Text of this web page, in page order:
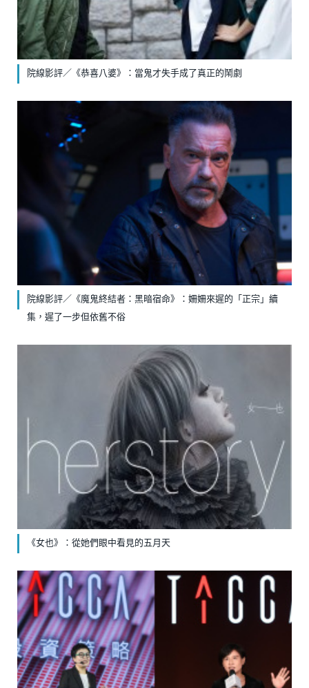
院線影評／《恭喜八婆》：當鬼才失手成了真正的鬧劇
院線影評／《魔鬼終結者：黑暗宿命》：姍姍來遲的「正宗」續
集，遲了一步但依舊不俗
《女也》：從她們眼中看見的五月天